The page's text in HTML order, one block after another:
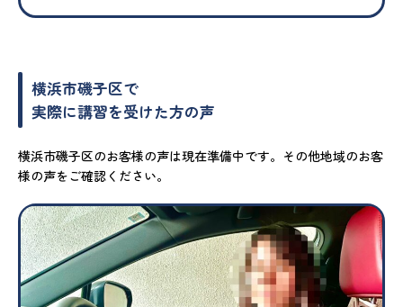
横浜市磯子区で
実際に講習を受けた方の声
横浜市磯子区のお客様の声は現在準備中です。その他地域のお客
様の声をご確認ください。